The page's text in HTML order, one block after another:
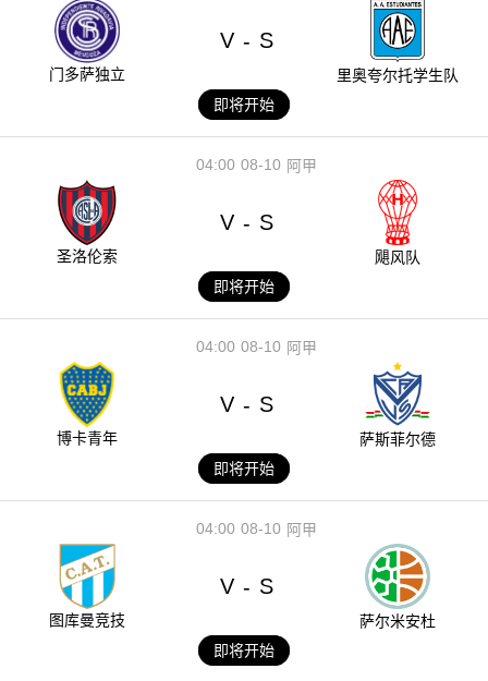
门多萨独立
V - S
里奥夸尔托学生队
即将开始
08-10
04:00 阿甲
圣洛伦索
V - S
飓风队
即将开始
08-10
04:00 阿甲
博卡青年
V - S
萨斯菲尔德
即将开始
08-10
04:00 阿甲
图库曼竞技
V - S
萨尔米安杜
即将开始